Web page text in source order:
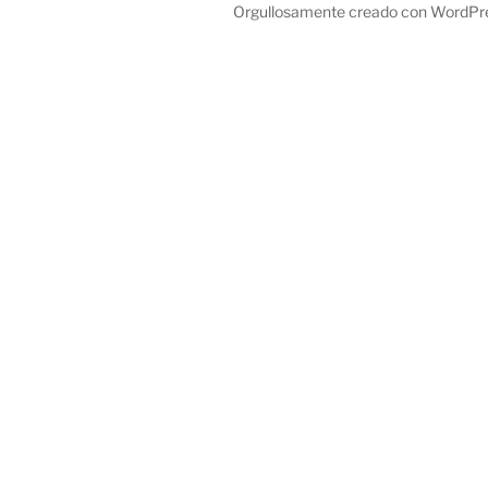
Orgullosamente creado con